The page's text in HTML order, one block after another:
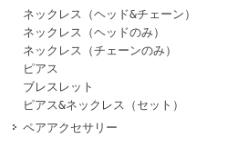
ネックレス（ヘッド&チェーン）
ネックレス（ヘッドのみ）
ネックレス（チェーンのみ）
ピアス
ブレスレット
ピアス&ネックレス（セット）
ペアアクセサリー